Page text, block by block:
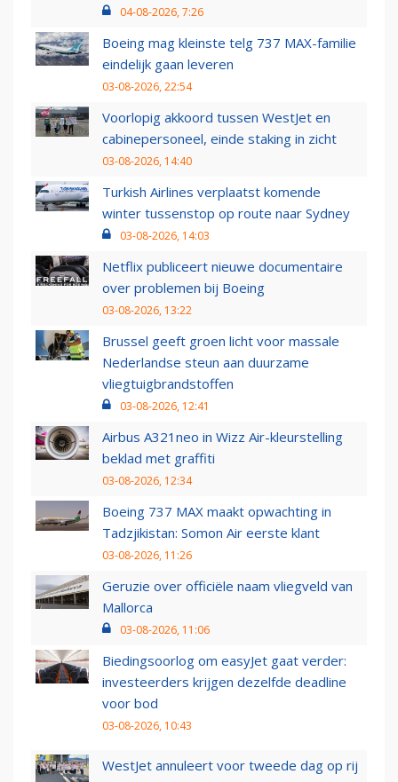
04-08-2026, 7:26
Boeing mag kleinste telg 737 MAX-familie
eindelijk gaan leveren
03-08-2026, 22:54
Voorlopig akkoord tussen WestJet en
cabinepersoneel, einde staking in zicht
03-08-2026, 14:40
Turkish Airlines verplaatst komende
winter tussenstop op route naar Sydney
03-08-2026, 14:03
Netflix publiceert nieuwe documentaire
over problemen bij Boeing
03-08-2026, 13:22
Brussel geeft groen licht voor massale
Nederlandse steun aan duurzame
vliegtuigbrandstoffen
03-08-2026, 12:41
Airbus A321neo in Wizz Air-kleurstelling
beklad met graffiti
03-08-2026, 12:34
Boeing 737 MAX maakt opwachting in
Tadzjikistan: Somon Air eerste klant
03-08-2026, 11:26
Geruzie over officiële naam vliegveld van
Mallorca
03-08-2026, 11:06
Biedingsoorlog om easyJet gaat verder:
investeerders krijgen dezelfde deadline
voor bod
03-08-2026, 10:43
WestJet annuleert voor tweede dag op rij